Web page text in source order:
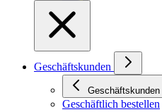
Geschäftskunden
Geschäftskunden
Geschäftlich bestellen